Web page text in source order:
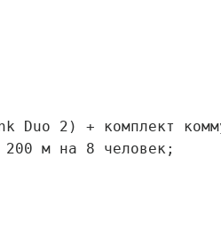
Duo 2) + комплект
200 м на 8 человек;